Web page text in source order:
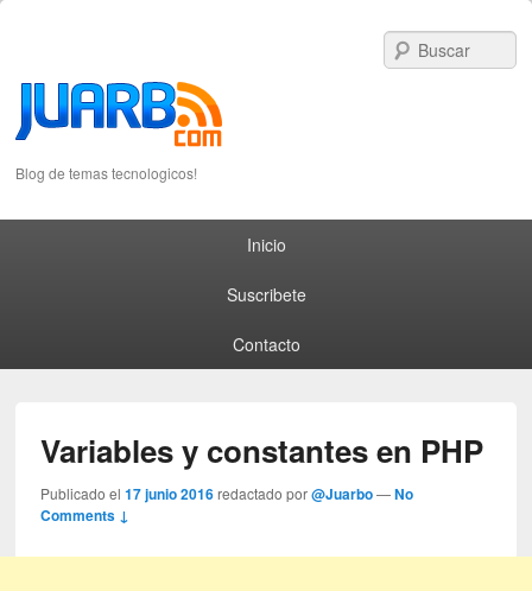
Blog de temas tecnologicos!
Inicio
Suscribete
Contacto
Variables y constantes en PHP
Publicado el17 junio 2016 redactado por@Juarbo —No
Comments ↓